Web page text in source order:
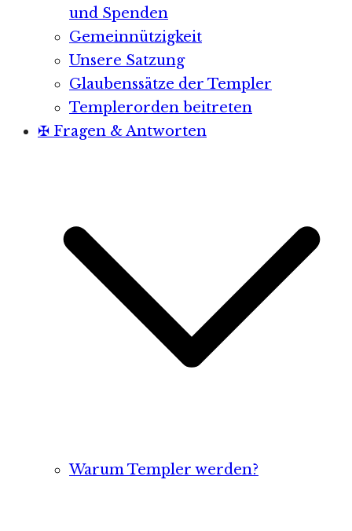
und Spenden
Gemeinnützigkeit
Unsere Satzung
Glaubenssätze der Templer
Templerorden beitreten
✠ Fragen & Antworten
Warum Templer werden?